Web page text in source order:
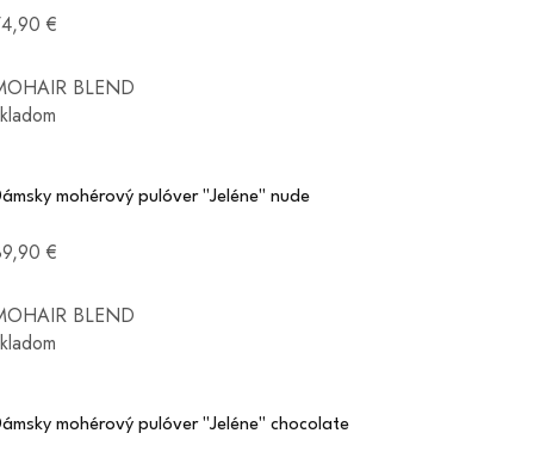
€
BLEND
mohérový pulóver "Jeléne" nude
€
BLEND
mohérový pulóver "Jeléne" chocolate